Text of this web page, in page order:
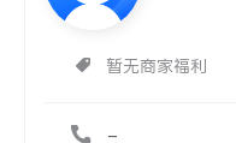
暂无商家福利
-